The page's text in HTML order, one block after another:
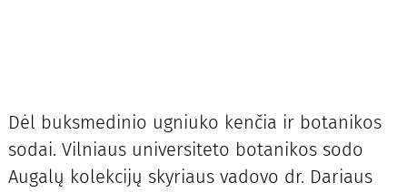
Dėl buksmedinio ugniuko kenčia ir botanikos
sodai. Vilniaus universiteto botanikos sodo
Augalų kolekcijų skyriaus vadovo dr. Dariaus